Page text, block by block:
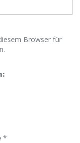
Browser für
*